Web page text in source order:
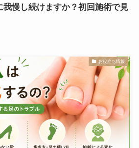
我慢し続けますか？初回施術で見
お役立ち情報